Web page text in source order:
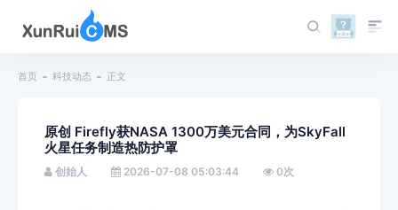
首页 科技动态 正文
原创 Firefly获NASA 1300万美元合同，为SkyFall
火星任务制造热防护罩
创始人 2026-07-08 05:03:44 0次